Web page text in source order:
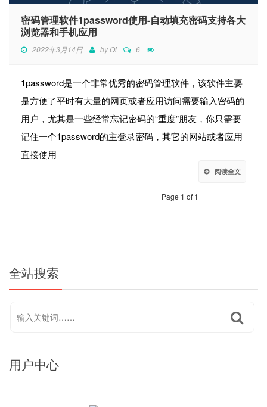
密码管理软件1password使用-自动填充密码支持各大
浏览器和手机应用
2022年3月14日 byQi 6
1password是一个非常优秀的密码管理软件，该软件主要
是方便了平时有大量的网页或者应用访问需要输入密码的
用户，尤其是一些经常忘记密码的“重度”朋友，你只需要
记住一个1password的主登录密码，其它的网站或者应用
直接使用
阅读全文
Page 1 of 1
全站搜索
用户中心